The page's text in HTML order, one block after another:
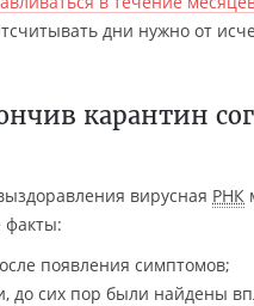
дни нужно от
карантин
вирусная РНК
появления симптомов;
до сих пор были найдены